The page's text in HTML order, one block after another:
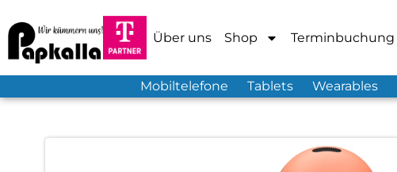
Über uns Shop Terminbuchung
Mobiltelefone Tablets Wearables